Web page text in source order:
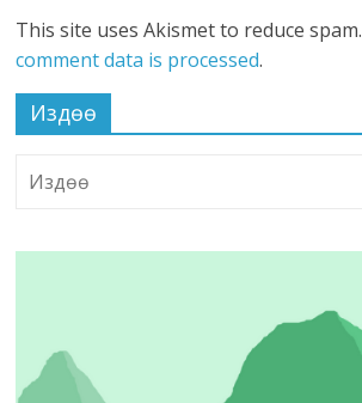
This site uses Akismet to reduce spam.
comment data is processed.
Издөө